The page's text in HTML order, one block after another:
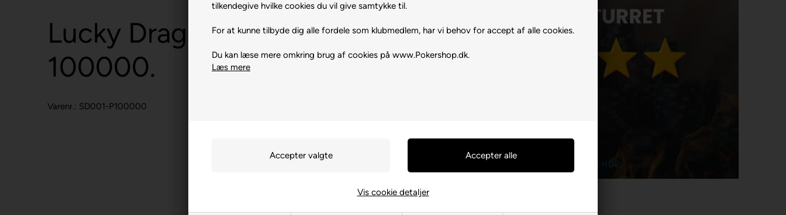
tilkendegive hvilke cookies du vil give samtykke til.
For at kunne tilbyde dig alle fordele som klubmedlem, har vi behov for accept af alle cookies.
Du kan læse mere omkring brug af cookies på www.Pokershop.dk.
Læs mere
Vis cookie detaljer
Lucky Dragon Plaque
100000.
Varenr.: SD001-P100000